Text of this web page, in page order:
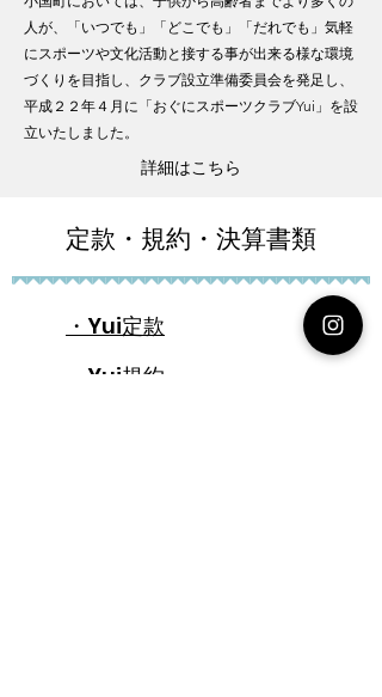
人が、「いつでも」「どこでも」「だれでも」気軽
にスポーツや文化活動と接する事が出来る様な環境
づくりを目指し、クラブ設立準備委員会を発足し、
平成２２年４月に「おぐにスポーツクラブYui」を設
立いたしました。
詳細はこちら
定款・規約・決算書類
・Yui定款
・Yui規約